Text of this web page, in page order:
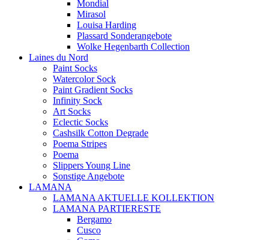
Mondial
Mirasol
Louisa Harding
Plassard Sonderangebote
Wolke Hegenbarth Collection
Laines du Nord
Paint Socks
Watercolor Sock
Paint Gradient Socks
Infinity Sock
Art Socks
Eclectic Socks
Cashsilk Cotton Degrade
Poema Stripes
Poema
Slippers Young Line
Sonstige Angebote
LAMANA
LAMANA AKTUELLE KOLLEKTION
LAMANA PARTIERESTE
Bergamo
Cusco